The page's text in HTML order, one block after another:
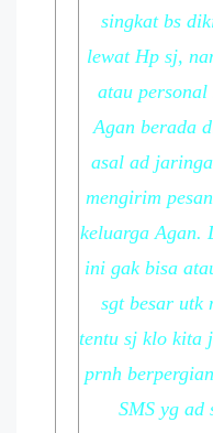
singkat bs
lewat Hp sj,
atau personal
Agan berada
asal ad
mengirim
keluarga Agan.
ini gak bisa
sgt besar utk
tentu sj klo kita
prnh
SMS yg ad